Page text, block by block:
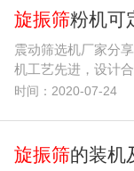
旋振筛粉机可定制干燥功
震动筛选机厂家分
机工艺先进，设计
时间：2020-07-24
旋振筛的装机及